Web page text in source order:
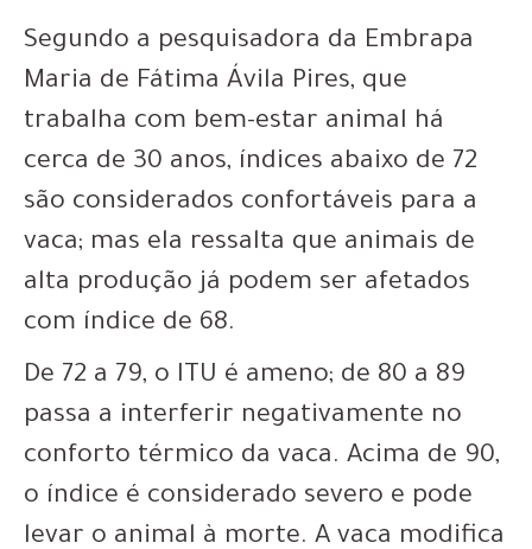
Segundo a pesquisadora da Embrapa
Maria de Fátima Ávila Pires, que
trabalha com bem-estar animal há
cerca de 30 anos, índices abaixo de 72
são considerados confortáveis para a
vaca; mas ela ressalta que animais de
alta produção já podem ser afetados
com índice de 68.
De 72 a 79, o ITU é ameno; de 80 a 89
passa a interferir negativamente no
conforto térmico da vaca. Acima de 90,
o índice é considerado severo e pode
levar o animal à morte. A vaca modifica